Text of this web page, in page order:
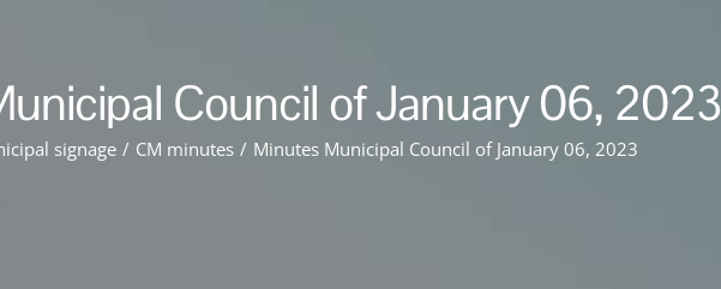
Council of January 06, 2023
signage / CM minutes / Minutes Municipal Council of January 06, 2023